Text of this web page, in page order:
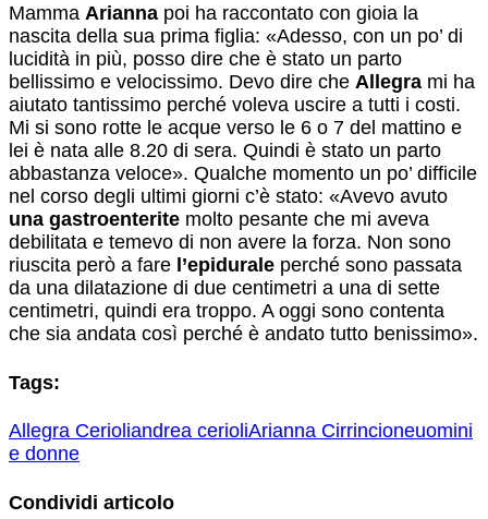
Mamma Arianna poi ha raccontato con gioia la
nascita della sua prima figlia: «Adesso, con un po’ di
lucidità in più, posso dire che è stato un parto
bellissimo e velocissimo. Devo dire che Allegra mi ha
aiutato tantissimo perché voleva uscire a tutti i costi.
Mi si sono rotte le acque verso le 6 o 7 del mattino e
lei è nata alle 8.20 di sera. Quindi è stato un parto
abbastanza veloce». Qualche momento un po’ difficile
nel corso degli ultimi giorni c’è stato: «Avevo avuto
una gastroenterite molto pesante che mi aveva
debilitata e temevo di non avere la forza. Non sono
riuscita però a fare l’epidurale perché sono passata
da una dilatazione di due centimetri a una di sette
centimetri, quindi era troppo. A oggi sono contenta
che sia andata così perché è andato tutto benissimo».
Tags:
Allegra Cerioliandrea cerioliArianna Cirrincioneuomini
e donne
Condividi articolo